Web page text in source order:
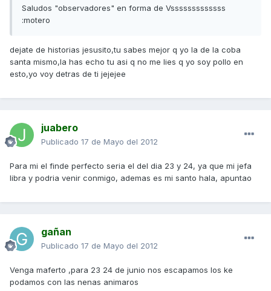
Saludos "observadores" en forma de Vsssssssssssss
:motero
dejate de historias jesusito,tu sabes mejor q yo la de la coba
santa mismo,la has echo tu asi q no me lies q yo soy pollo en
esto,yo voy detras de ti jejejee
juabero
Publicado 17 de Mayo del 2012
Para mi el finde perfecto seria el del dia 23 y 24, ya que mi jefa
libra y podria venir conmigo, ademas es mi santo hala, apuntao
gañan
Publicado 17 de Mayo del 2012
Venga maferto ,para 23 24 de junio nos escapamos los ke
podamos con las nenas animaros